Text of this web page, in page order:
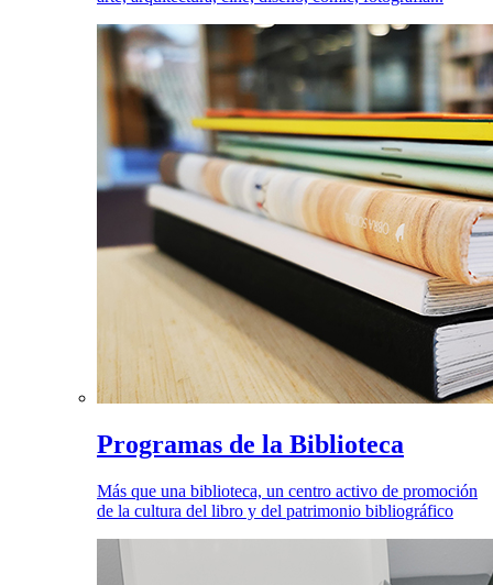
Programas de la Biblioteca
Más que una biblioteca, un centro activo de promoción
de la cultura del libro y del patrimonio bibliográfico